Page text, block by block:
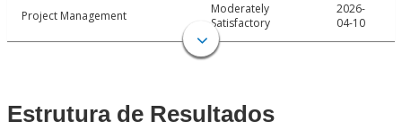
Project Management
Moderately
Satisfactory
2026-
04-10
Estrutura de Resultados